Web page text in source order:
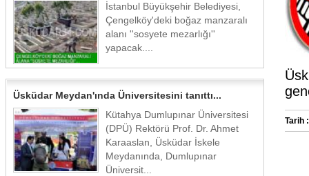
İstanbul Büyükşehir Belediyesi,
Çengelköy'deki boğaz manzaralı
alanı ''sosyete mezarlığı''
yapacak....
Üsküdar Meydan'ında Üniversitesini tanıttı...
Kütahya Dumlupınar Üniversitesi
(DPÜ) Rektörü Prof. Dr. Ahmet
Karaaslan, Üsküdar İskele
Meydanında, Dumlupınar
Üniversit...
Tarih :